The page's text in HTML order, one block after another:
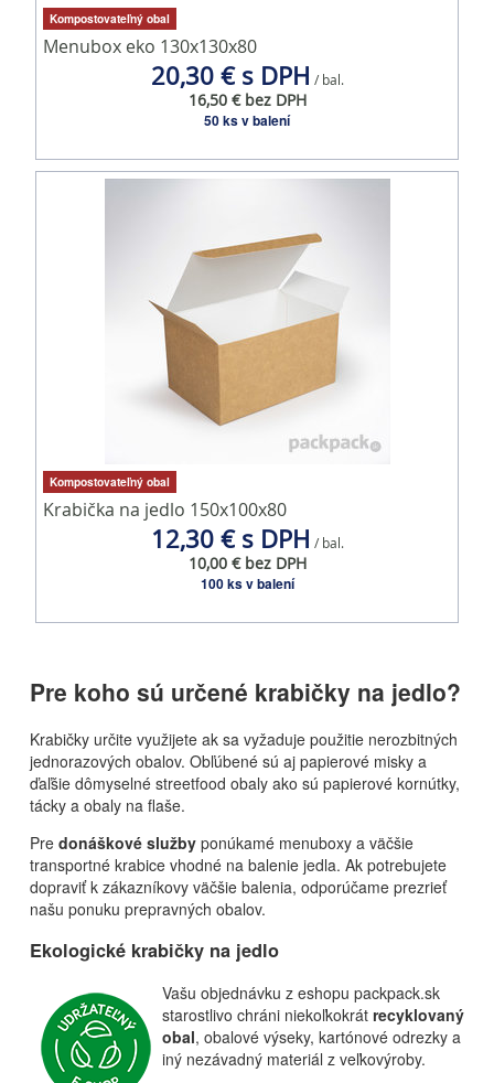
Kompostovateľný obal
Menubox eko 130x130x80
20,30 € s DPH / bal.
16,50 € bez DPH
50 ks v balení
Kompostovateľný obal
Krabička na jedlo 150x100x80
12,30 € s DPH / bal.
10,00 € bez DPH
100 ks v balení
Pre koho sú určené krabičky na jedlo?
Krabičky určite využijete ak sa vyžaduje použitie nerozbitných
jednorazových obalov. Obľúbené sú aj papierové misky a
ďaľšie dômyselné streetfood obaly ako sú papierové kornútky,
tácky a obaly na flaše.
Pre donáškové služby ponúkamé menuboxy a väčšie
transportné krabice vhodné na balenie jedla. Ak potrebujete
dopraviť k zákazníkovy väčšie balenia, odporúčame prezrieť
našu ponuku prepravných obalov.
Ekologické krabičky na jedlo
Vašu objednávku z eshopu packpack.sk
starostlivo chráni niekoľkokrát recyklovaný
obal, obalové výseky, kartónové odrezky a
iný nezávadný materiál z veľkovýroby.